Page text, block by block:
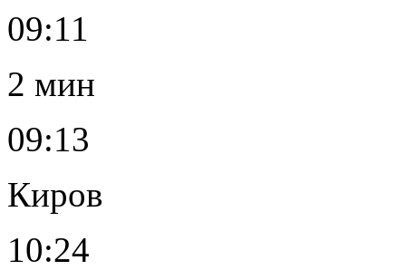
09:11
2 мин
09:13
Киров
10:24